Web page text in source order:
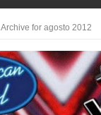
Archive for agosto 2012